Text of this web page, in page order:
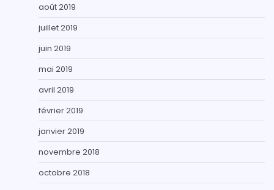
août 2019
juillet 2019
juin 2019
mai 2019
avril 2019
février 2019
janvier 2019
novembre 2018
octobre 2018